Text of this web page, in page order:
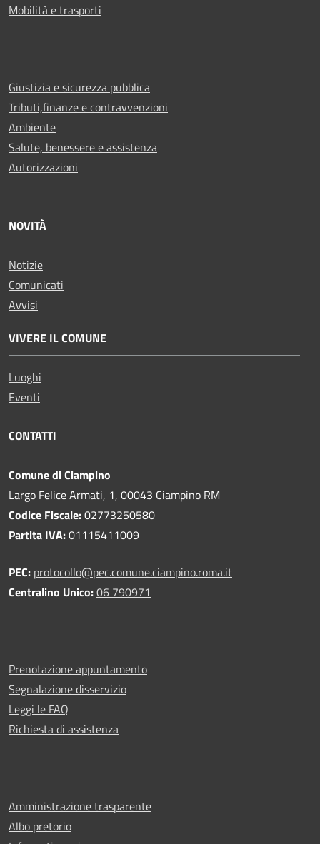
Mobilità e trasporti
Giustizia e sicurezza pubblica
Tributi,finanze e contravvenzioni
Ambiente
Salute, benessere e assistenza
Autorizzazioni
NOVITÀ
Notizie
Comunicati
Avvisi
VIVERE IL COMUNE
Luoghi
Eventi
CONTATTI
Comune di Ciampino
Largo Felice Armati, 1, 00043 Ciampino RM
Codice Fiscale:02773250580
Partita IVA:01115411009
PEC: protocollo@pec.comune.ciampino.roma.it
Centralino Unico:06 790971
Prenotazione appuntamento
Segnalazione disservizio
Leggi le FAQ
Richiesta di assistenza
Amministrazione trasparente
Albo pretorio